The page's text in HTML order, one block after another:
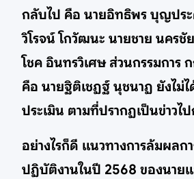
กลับไป คือ นายอิทธิพร บุญประ
วิโรจน์ โกวัฒนะ นายชาย นคร
โชค อินทรวิเศษ ส่วนกรรมการ
คือ นายฐิติเชฏฐ์ นุชนาฏ ยังไม่
ประเมิน ตามที่ปรากฏเป็นข่าวไ
อย่างไรก็ดี แนวทางการล้มผลก
ปฏิบัติงานในปี 2568 ของนายแ